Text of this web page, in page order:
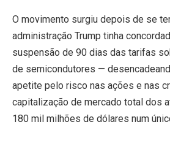
O movimento surgiu depois de se
administração Trump tinha
suspensão de 90 dias das tarifas
de semicondutores —
apetite pelo risco nas ações e nas
capitalização de mercado total dos
180 mil milhões de dólares num